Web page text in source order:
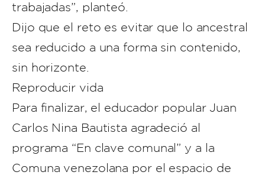
trabajadas”, planteó.
Dijo que el reto es evitar que lo ancestral
sea reducido a una forma sin contenido,
sin horizonte.
Reproducir vida
Para finalizar, el educador popular Juan
Carlos Nina Bautista agradeció al
programa “En clave comunal” y a la
Comuna venezolana por el espacio de